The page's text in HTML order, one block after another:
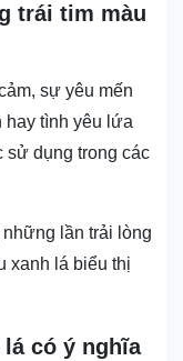
trái tim màu
sự yêu mến
hay tình yêu lứa
sử dụng trong các
lần trải lòng
xanh lá biểu thị
có ý nghĩa